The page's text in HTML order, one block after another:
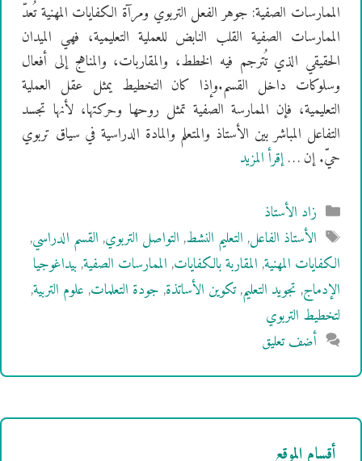
الممارسات الصفية: جوهر الفعل التربوي ومرآة الكفايات المهنية تُعدّ
الممارسات الصفية القلب النابض للعملية التعليمية، فهي الميدان
الحقيقي الذي تُترجم فيه الخطط، والمقاربات، والمناهج إلى أفعال
وسلوكات داخل القسم.وإذا كان التخطيط يمثل عقل العملية
التعليمية، فإن الممارسة الصفية تمثل روحها وحركتها، لأنها تجسد
التفاعل المباشر بين الأستاذ والمتعلم والمادة الدراسية في سياق تربوي
حيّ. إن …إقرأ المزيد
التصنيفات
زاد الأستاذ
الوسوم
الأستاذ الفاعل,التعليم النشط,التواصل التربوي,القسم الدراسي,
الكفايات المهنية,المقاربة بالكفايات,الممارسات الصفية,بيداغوجيا
الإدماج,تجويد التعليم,تكوين الأساتذة,جودة التعلمات,علوم التربية,
لتخطيط التربوي
أضف تعليق
أقسام الموقع